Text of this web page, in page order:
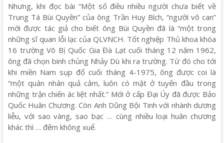
Nhưng, khi đọc bài “Một số điều nhiều người chưa biết về
Trung Tá Bùi Quyền” của ông Trần Huy Bích, “người vô can”
mới được tác giả cho biết ông Bùi Quyền đã là “một trong
những sĩ quan lỗi lạc của QLVNCH. Tốt nghiệp Thủ khoa khóa
16 trường Võ Bị Quốc Gia Đà Lạt cuối tháng 12 năm 1962,
ông đã chọn binh chủng Nhảy Dù khi ra trường. Từ đó cho tới
khi miền Nam sụp đổ cuối tháng 4-1975, ông được coi là
“một quân nhân quả cảm, luôn có mặt ở tuyến đầu trong
những trận chiến ác liệt nhất.” Mới ở cấp Đại Úy đã được Bảo
Quốc Huân Chương. Còn Anh Dũng Bội Tinh với nhành dương
liễu, với sao vàng, sao bạc … cùng nhiều loại huân chương
khác thì … đếm không xuể.